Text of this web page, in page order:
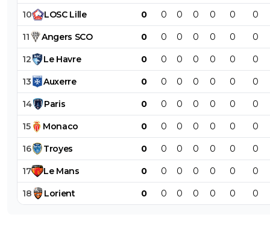
10 LOSC Lille 0 0 0 0 0 0 0
11 Angers SCO 0 0 0 0 0 0 0
12 Le Havre 0 0 0 0 0 0 0
13 Auxerre 0 0 0 0 0 0 0
14 Paris 0 0 0 0 0 0 0
15 Monaco 0 0 0 0 0 0 0
16 Troyes 0 0 0 0 0 0 0
17 Le Mans 0 0 0 0 0 0 0
18 Lorient 0 0 0 0 0 0 0